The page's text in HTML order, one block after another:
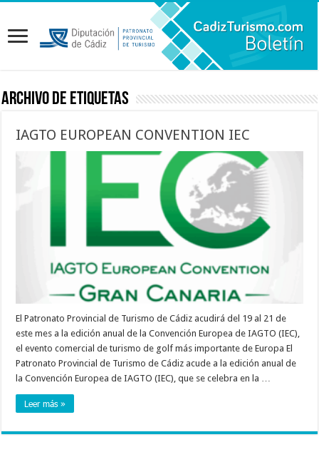
Archivo de etiquetas
IAGTO EUROPEAN CONVENTION IEC
El Patronato Provincial de Turismo de Cádiz acudirá del 19 al 21 de
este mes a la edición anual de la Convención Europea de IAGTO (IEC),
el evento comercial de turismo de golf más importante de Europa El
Patronato Provincial de Turismo de Cádiz acude a la edición anual de
la Convención Europea de IAGTO (IEC), que se celebra en la …
Leer más »